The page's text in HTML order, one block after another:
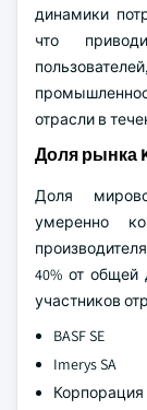
динамики
что
отрасли в
Доля рынка
Доля
умеренно
40% от общей
участников
BASF SE
Imerys SA
Корпорация